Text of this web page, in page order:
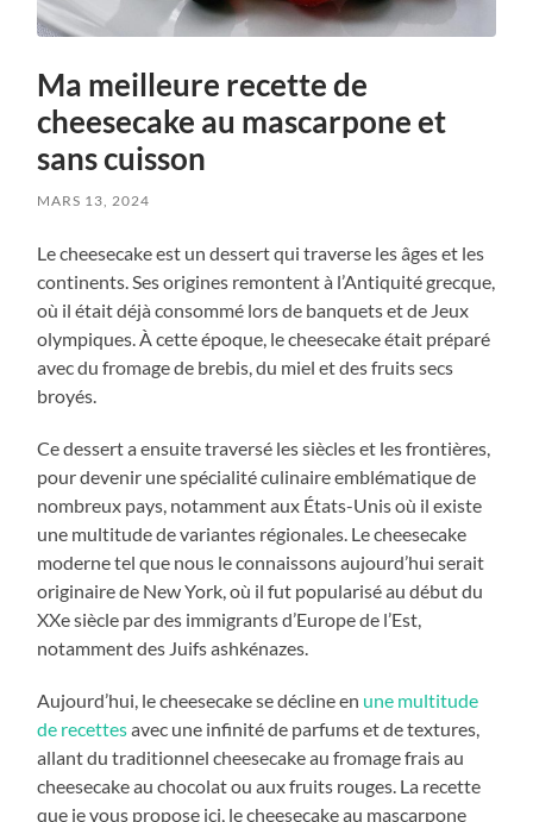
Ma meilleure recette de
cheesecake au mascarpone et
sans cuisson
MARS 13, 2024
Le cheesecake est un dessert qui traverse les âges et les
continents. Ses origines remontent à l’Antiquité grecque,
où il était déjà consommé lors de banquets et de Jeux
olympiques. À cette époque, le cheesecake était préparé
avec du fromage de brebis, du miel et des fruits secs
broyés.
Ce dessert a ensuite traversé les siècles et les frontières,
pour devenir une spécialité culinaire emblématique de
nombreux pays, notamment aux États-Unis où il existe
une multitude de variantes régionales. Le cheesecake
moderne tel que nous le connaissons aujourd’hui serait
originaire de New York, où il fut popularisé au début du
XXe siècle par des immigrants d’Europe de l’Est,
notamment des Juifs ashkénazes.
Aujourd’hui, le cheesecake se décline en une multitude
de recettesavec une infinité de parfums et de textures,
allant du traditionnel cheesecake au fromage frais au
cheesecake au chocolat ou aux fruits rouges. La recette
que je vous propose ici, le cheesecake au mascarpone